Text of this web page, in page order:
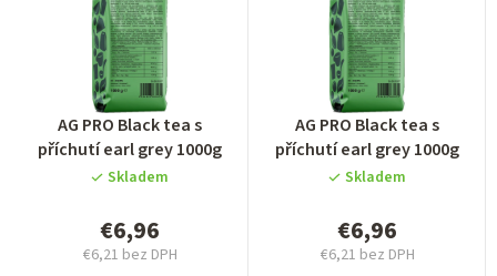
Priemerné
hodnotenie
produktu
5,0
z
AG PRO Black tea s
příchutí earl grey 1000g
Skladem
€6,96
€6,21 bez DPH
Priemerné
hodnotenie
produktu
5,0
z
AG PRO Black tea s
příchutí earl grey 1000g
Skladem
€6,96
€6,21 bez DPH